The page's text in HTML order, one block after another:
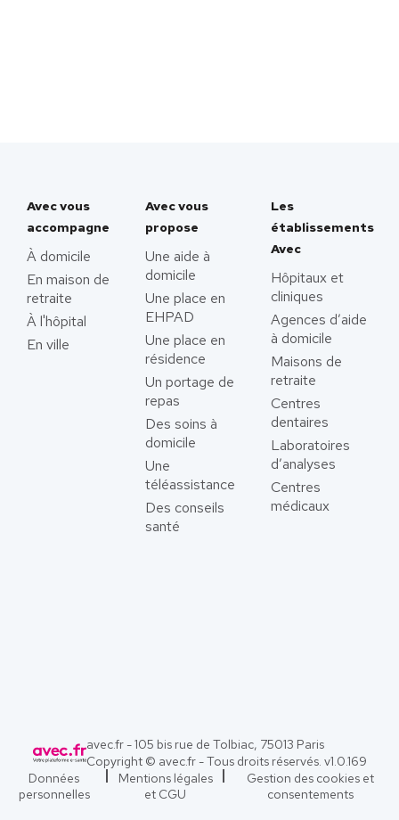
Avec vous
accompagne
À domicile
En maison de
retraite
À l'hôpital
En ville
Avec vous
propose
Une aide à
domicile
Une place en
EHPAD
Une place en
résidence
Un portage de
repas
Des soins à
domicile
Une
téléassistance
Des conseils
santé
Les
établissements
Avec
Hôpitaux et
cliniques
Agences d’aide
à domicile
Maisons de
retraite
Centres
dentaires
Laboratoires
d’analyses
Centres
médicaux
avec.fr - 105 bis rue de Tolbiac, 75013 Paris
Copyright © avec.fr - Tous droits réservés. v1.0.169
Données
personnelles
Mentions légales
et CGU
Gestion des cookies et
consentements